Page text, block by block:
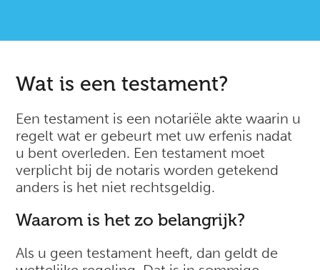
Wat is een testament?
Een testament is een notariële akte waarin u
regelt wat er gebeurt met uw erfenis nadat
u bent overleden. Een testament moet
verplicht bij de notaris worden getekend
anders is het niet rechtsgeldig.
Waarom is het zo belangrijk?
Als u geen testament heeft, dan geldt de